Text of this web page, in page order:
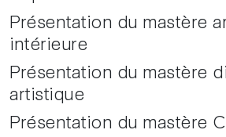
Présentation du mastère
intérieure
Présentation du mastère
artistique
Présentation du mastère